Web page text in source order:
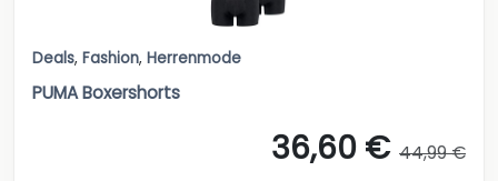
Deals, Fashion, Herrenmode
PUMA Boxershorts
36,60 € 44,99 €